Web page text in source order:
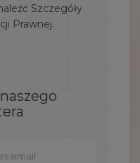
Szczegóły
Prawnej.